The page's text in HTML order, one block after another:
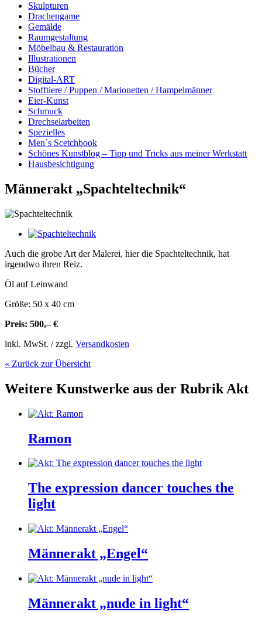
Skulpturen
Drachengame
Gemälde
Raumgestaltung
Möbelbau & Restauration
Illustrationen
Bücher
Digital-ART
Stofftiere / Puppen / Marionetten / Hampelmänner
Eier-Kunst
Schmuck
Drechselarbeiten
Spezielles
Men´s Scetchbook
Schönes Kunstblog – Tipp und Tricks aus meiner Werkstatt
Hausbesichtigung
Männerakt „Spachteltechnik“
Auch die grobe Art der Malerei, hier die Spachteltechnik, hat
irgendwo ihren Reiz.
Öl auf Leinwand
Größe: 50 x 40 cm
Preis: 500,– €
inkl. MwSt. / zzgl. Versandkosten
« Zurück zur Übersicht
Weitere Kunstwerke aus der Rubrik Akt
Ramon
The expression dancer touches the
light
Männerakt „Engel“
Männerakt „nude in light“